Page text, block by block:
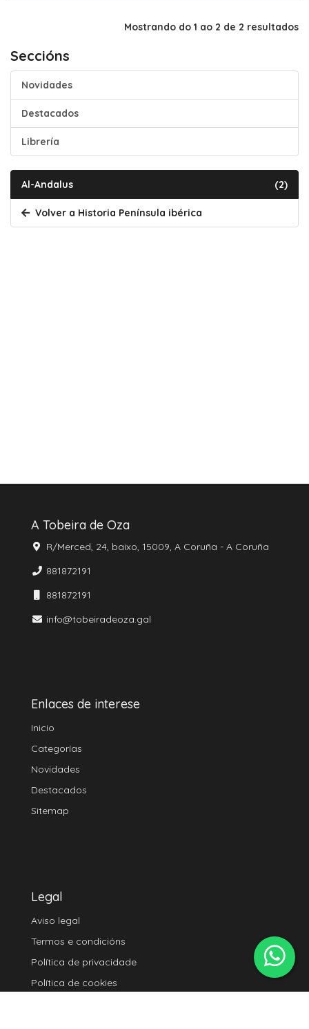
Mostrando do 1 ao 2 de 2 resultados
Seccións
Novidades
Destacados
Librería
Al-Andalus (2)
Volver a Historia Península ibérica
A Tobeira de Oza
R/Merced, 24, baixo, 15009, A Coruña - A Coruña
881872191
881872191
info@tobeiradeoza.gal
Enlaces de interese
Inicio
Categorías
Novidades
Destacados
Sitemap
Legal
Aviso legal
Termos e condicións
Política de privacidade
Política de cookies